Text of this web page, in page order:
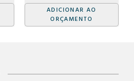
ADICIONAR AO
ORÇAMENTO